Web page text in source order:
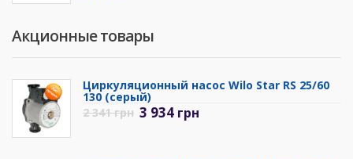
Акционные товары
Циркуляционный насос Wilo Star RS 25/60
130 (серый)
2 341грн 3 934 грн